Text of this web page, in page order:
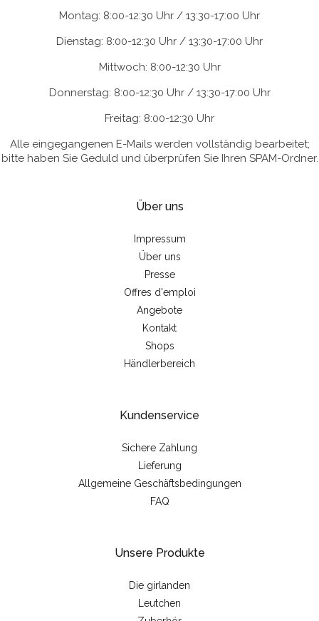
Montag: 8:00-12:30 Uhr / 13:30-17:00 Uhr
Dienstag: 8:00-12:30 Uhr / 13:30-17:00 Uhr
Mittwoch: 8:00-12:30 Uhr
Donnerstag: 8:00-12:30 Uhr / 13:30-17:00 Uhr
Freitag: 8:00-12:30 Uhr
Alle eingegangenen E-Mails werden vollständig bearbeitet;
bitte haben Sie Geduld und überprüfen Sie Ihren SPAM-Ordner.
Über uns
Impressum
Über uns
Presse
Offres d'emploi
Angebote
Kontakt
Shops
Händlerbereich
Kundenservice
Sichere Zahlung
Lieferung
Allgemeine Geschäftsbedingungen
FAQ
Unsere Produkte
Die girlanden
Leutchen